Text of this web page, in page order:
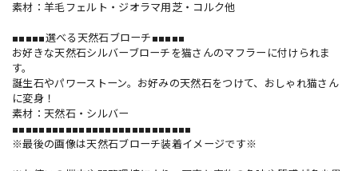
素材：羊毛フェルト・ジオラマ用芝・コルク他
■■■■■選べる天然石ブローチ■■■■■
お好きな天然石シルバーブローチを猫さんのマフラーに付けられま
す。
誕生石やパワーストーン。お好みの天然石をつけて、おしゃれ猫さん
に変身！
素材：天然石・シルバー
■■■■■■■■■■■■■■■■■■■■■■■■■■■
※最後の画像は天然石ブローチ装着イメージです※